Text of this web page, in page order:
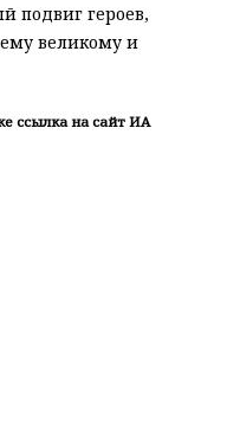
подвиг героев,
великому и
ссылка на сайт ИА